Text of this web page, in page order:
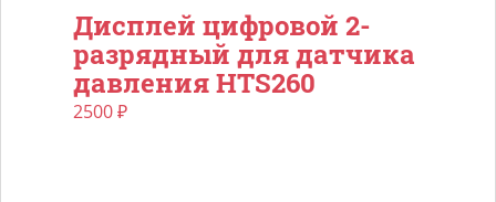
Дисплей цифровой 2-
разрядный для датчика
давления HTS260
2500₽